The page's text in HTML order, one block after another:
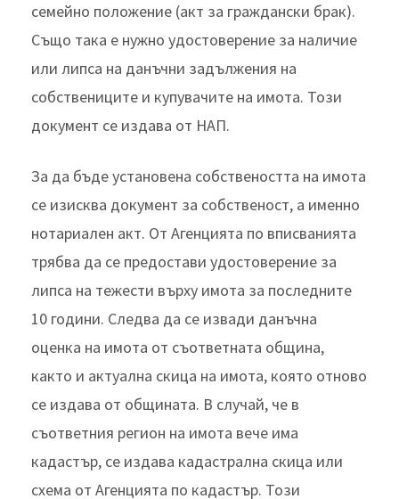
семейно положение (акт за граждански брак).
Също така е нужно удостоверение за наличие
или липса на данъчни задължения на
собствениците и купувачите на имота. Този
документ се издава от НАП.
За да бъде установена собствеността на имота
се изисква документ за собственост, а именно
нотариален акт. От Агенцията по вписванията
трябва да се предостави удостоверение за
липса на тежести върху имота за последните
10 години. Следва да се извади данъчна
оценка на имота от съответната община,
както и актуална скица на имота, която отново
се издава от общината. В случай, че в
съответния регион на имота вече има
кадастър, се издава кадастрална скица или
схема от Агенцията по кадастър. Този